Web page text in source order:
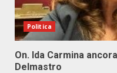
Politica
On. Ida Carmina
Delmastro